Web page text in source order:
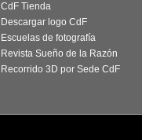
CdF Tienda
Descargar logo CdF
Escuelas de fotografía
Revista Sueño de la Razón
Recorrido 3D por Sede CdF